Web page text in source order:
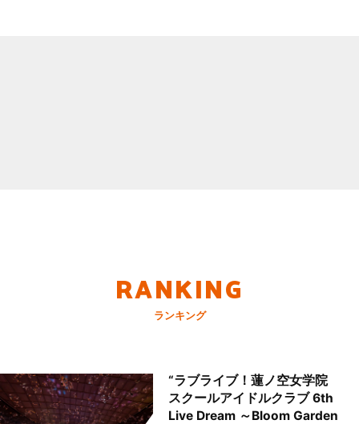
RANKING
ランキング
“ラブライブ！蓮ノ空女学院
スクールアイドルクラブ 6th
Live Dream ～Bloom Garden